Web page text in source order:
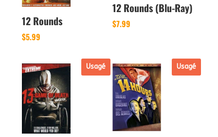
12 Rounds
$5.99
12 Rounds (Blu-Ray)
$7.99
Usagé Usagé